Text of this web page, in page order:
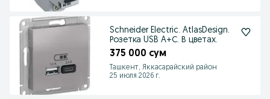
Schneider Electric. AtlasDesign.
Розетка USB A+С. В цветах.
375 000 сум
Ташкент, Яккасарайский район
25 июля 2026 г.